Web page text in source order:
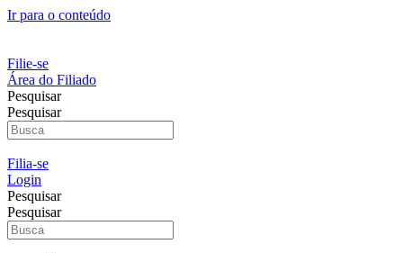
Ir para o conteúdo
Filie-se
Área do Filiado
Pesquisar
Pesquisar
Filia-se
Login
Pesquisar
Pesquisar